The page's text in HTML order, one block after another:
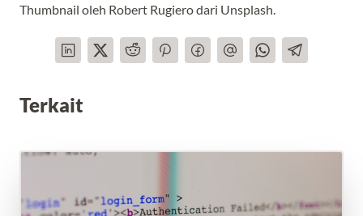
Thumbnail oleh Robert Rugierodari Unsplash.
Terkait